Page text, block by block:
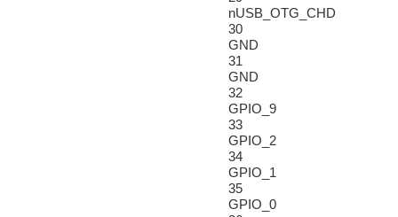
nUSB_OTG_CHD
30
GND
31
GND
32
GPIO_9
33
GPIO_2
34
GPIO_1
35
GPIO_0